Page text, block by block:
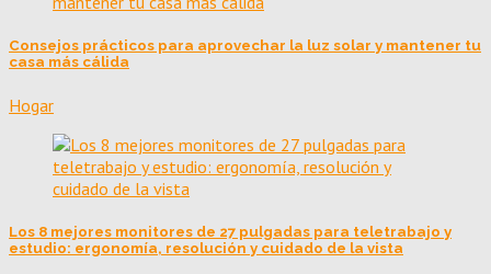
Consejos prácticos para aprovechar la luz solar y mantener tu
casa más cálida
Hogar
Los 8 mejores monitores de 27 pulgadas para teletrabajo y
estudio: ergonomía, resolución y cuidado de la vista